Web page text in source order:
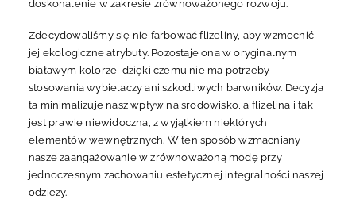
doskonalenie w zakresie zrównoważonego rozwoju.
Zdecydowaliśmy się nie farbować flizeliny, aby wzmocnić
jej ekologiczne atrybuty. Pozostaje ona w oryginalnym
białawym kolorze, dzięki czemu nie ma potrzeby
stosowania wybielaczy ani szkodliwych barwników. Decyzja
ta minimalizuje nasz wpływ na środowisko, a flizelina i tak
jest prawie niewidoczna, z wyjątkiem niektórych
elementów wewnętrznych. W ten sposób wzmacniany
nasze zaangażowanie w zrównoważoną modę przy
jednoczesnym zachowaniu estetycznej integralności naszej
odzieży.